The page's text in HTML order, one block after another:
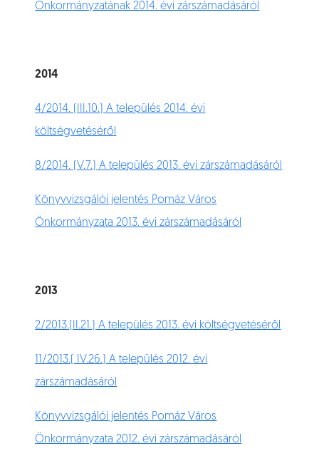
Önkormányzatának 2014. évi zárszámadásáról
2014
4/2014. (III.10.) A település 2014. évi
költségvetéséről
8/2014. (V.7.) A település 2013. évi zárszámadásáról
Könyvvizsgálói jelentés Pomáz Város
Önkormányzata 2013. évi zárszámadásáról
2013
2/2013.(II.21.) A település 2013. évi költségvetéséről
11/2013.( IV.26.) A település 2012. évi
zárszámadásáról
Könyvvizsgálói jelentés Pomáz Város
Önkormányzata 2012. évi zárszámadásáról